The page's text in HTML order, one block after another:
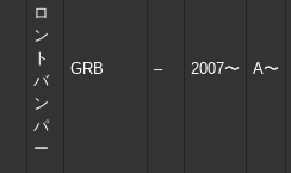
ロ
ン
ト
バ
ン
パ
ー
GRB – 2007〜 A〜